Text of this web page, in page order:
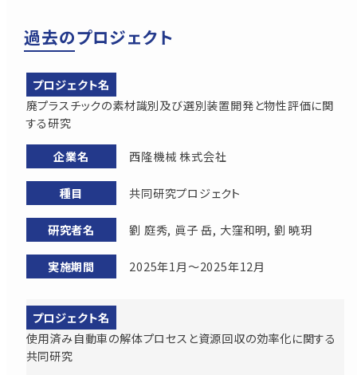
過去のプロジェクト
廃プラスチックの素材識別及び選別装置開発と物性評価に関
する研究
西隆機械 株式会社
共同研究プロジェクト
劉 庭秀, 眞子 岳, 大窪和明, 劉 暁玥
2025年1月～2025年12月
使用済み自動車の解体プロセスと資源回収の効率化に関する
共同研究